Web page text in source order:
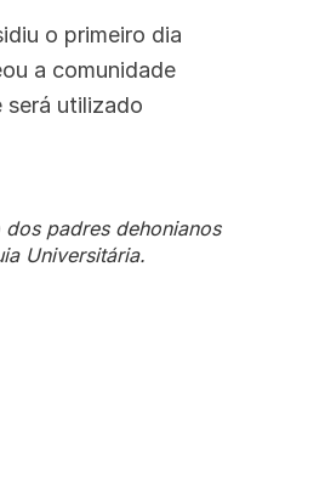
o primeiro dia
a comunidade
será utilizado
padres dehonianos
Universitária.